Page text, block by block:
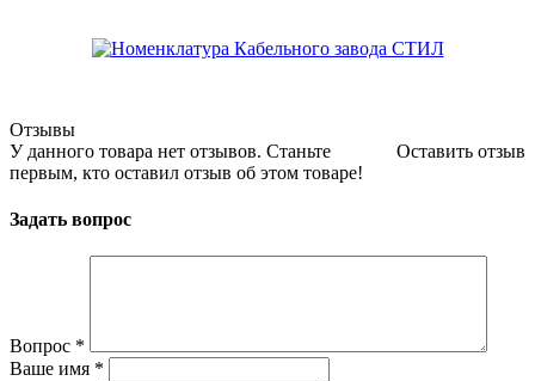
Отзывы
Оставить отзыв
У данного товара нет отзывов. Станьте
первым, кто оставил отзыв об этом товаре!
Задать вопрос
Вопрос *
Ваше имя *